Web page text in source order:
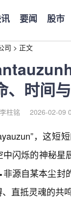
要闻 股市
司 > 正文
、时间
柱铭 2026-02-09
，这短
闪烁的神秘
源自某本尘
直抵灵魂的共